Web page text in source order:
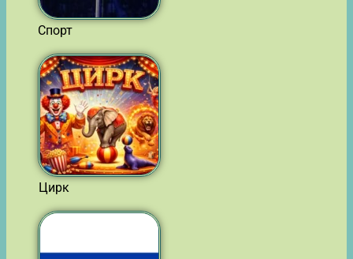
Спорт
Цирк